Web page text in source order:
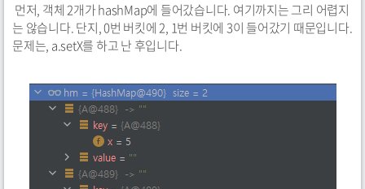
먼저, 객체 2개가 hashMap에 들어갔습니다. 여기까지는 그리 어렵지
는 않습니다. 단지, 0번 버킷에 2, 1번 버킷에 3이 들어갔기 때문입니다.
문제는, a.setX를 하고 난 후입니다.